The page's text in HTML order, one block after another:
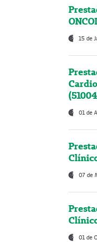
15 de
01 de
07 de
01 de